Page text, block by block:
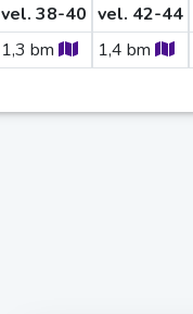
vel. 38-40
1,3 bm
vel. 42-44
1,4 bm